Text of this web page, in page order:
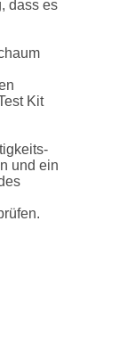
dass es
Kit
und ein